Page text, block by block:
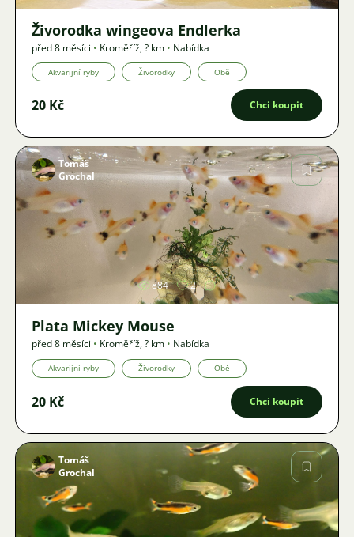
Živorodka wingeova Endlerka
před 8 měsíci • Kroměříž,? km • Nabídka
Akvarijní ryby Živorodky Obě
20 Kč Chci koupit
Obrázek
Tomáš
Grochal
884 2
Plata Mickey Mouse
před 8 měsíci • Kroměříž,? km • Nabídka
Akvarijní ryby Živorodky Obě
20 Kč Chci koupit
Obrázek
Tomáš
Grochal